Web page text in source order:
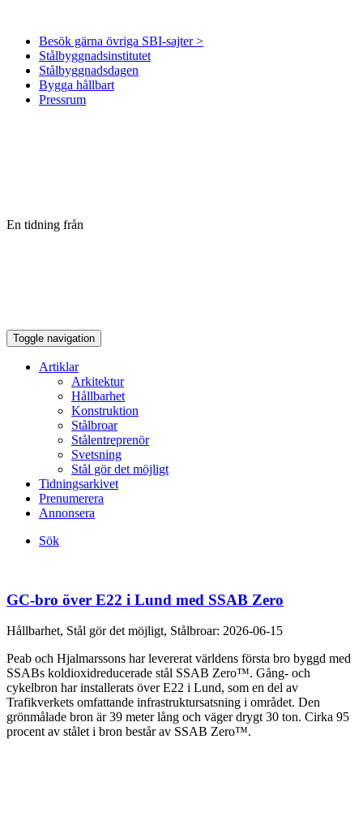
Besök gärna övriga SBI-sajter >
Stålbyggnadsinstitutet
Stålbyggnadsdagen
Bygga hållbart
Pressrum
En tidning från
Toggle navigation
Artiklar
Arkitektur
Hållbarhet
Konstruktion
Stålbroar
Stålentreprenör
Svetsning
Stål gör det möjligt
Tidningsarkivet
Prenumerera
Annonsera
Sök
GC-bro över E22 i Lund med SSAB Zero
Hållbarhet, Stål gör det möjligt, Stålbroar: 2026-06-15
Peab och Hjalmarssons har levererat världens första bro byggd med
SSABs koldioxidreducerade stål SSAB Zero™. Gång- och
cykelbron har installerats över E22 i Lund, som en del av
Trafikverkets omfattande infrastruktursatsning i området. Den
grönmålade bron är 39 meter lång och väger drygt 30 ton. Cirka 95
procent av stålet i bron består av SSAB Zero™.